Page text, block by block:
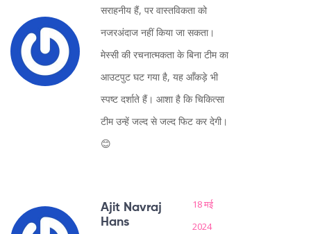
सराहनीय हैं, पर वास्तविकता को
नजरअंदाज नहीं किया जा सकता।
मेस्सी की रचनात्मकता के बिना टीम का
आउटपुट घट गया है, यह आँकड़े भी
स्पष्ट दर्शाते हैं। आशा है कि चिकित्सा
टीम उन्हें जल्द से जल्द फिट कर देगी।
😊
Ajit Navraj
Hans
18 मई
2024